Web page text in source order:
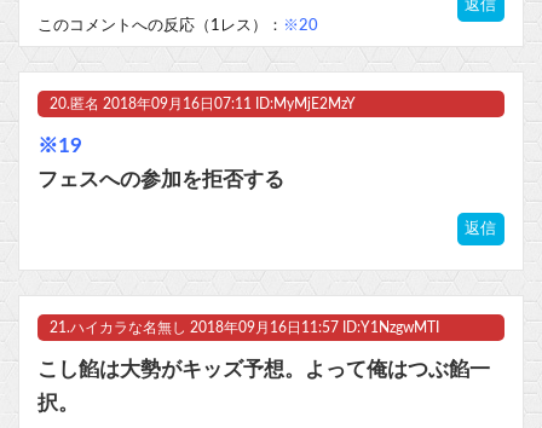
返信
このコメントへの反応（1レス）： ※20
20. 匿名 2018年09月16日07:11 ID:MyMjE2MzY
※19
フェスへの参加を拒否する
返信
21.ハイカラな名無し 2018年09月16日11:57 ID:Y1NzgwMTI
こし餡は大勢がキッズ予想。よって俺はつぶ餡一
択。